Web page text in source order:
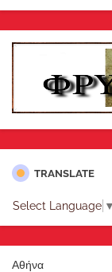
TRANSLATE
Select Language ▼
Αθήνα